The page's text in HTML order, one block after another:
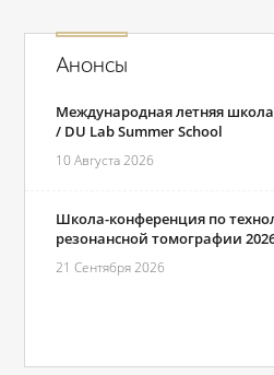
Анонсы
Международная летняя
/ DU Lab Summer School
10 Августа 2026
Школа-конференция по
резонансной томографии
21 Сентября 2026